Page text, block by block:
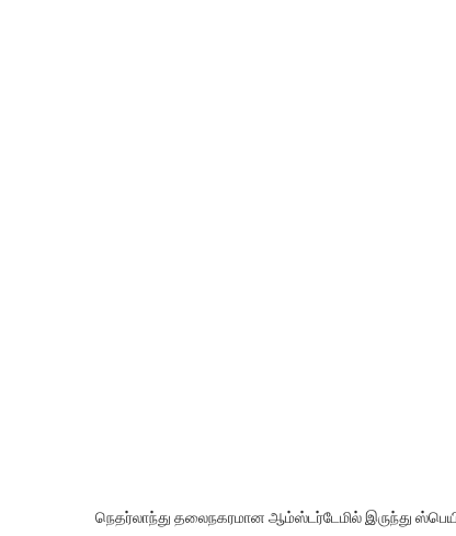
நெதர்லாந்து தலைநகரமான ஆம்ஸ்டர்டேமில் இருந்து